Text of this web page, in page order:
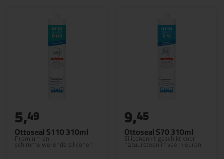
Ottoseal S110 310ml
Premium en
schimmelwerende siliconen
5,49
Ottoseal S70 310ml
Siliconenkit geschikt voor
natuursteen in veel kleuren
9,45